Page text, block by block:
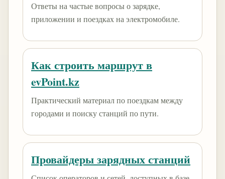
Ответы на частые вопросы о зарядке,
приложении и поездках на электромобиле.
Как строить маршрут в
evPoint.kz
Практический материал по поездкам между
городами и поиску станций по пути.
Провайдеры зарядных станций